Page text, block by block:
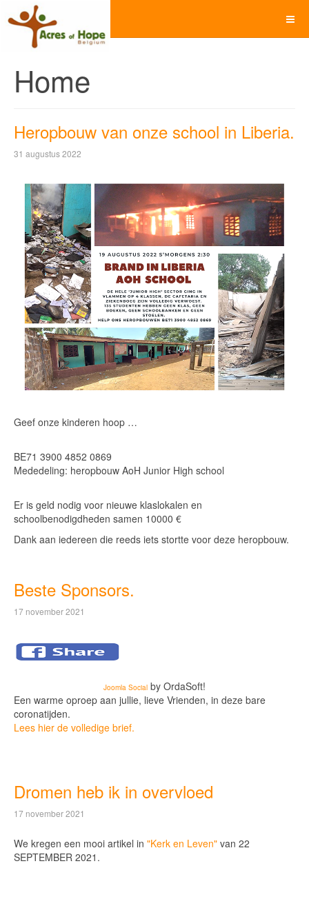
Home
Heropbouw van onze school in Liberia.
31 augustus 2022
Geef onze kinderen hoop …
BE71 3900 4852 0869
Mededeling: heropbouw AoH Junior High school
Er is geld nodig voor nieuwe klaslokalen en
schoolbenodigdheden samen 10000 €
Dank aan iedereen die reeds iets stortte voor deze heropbouw.
Beste Sponsors.
17 november 2021
Joomla Social by OrdaSoft!
Een warme oproep aan jullie, lieve Vrienden, in deze bare
coronatijden.
Lees hier de volledige brief.
Dromen heb ik in overvloed
17 november 2021
We kregen een mooi artikel in "Kerk en Leven" van 22
SEPTEMBER 2021.